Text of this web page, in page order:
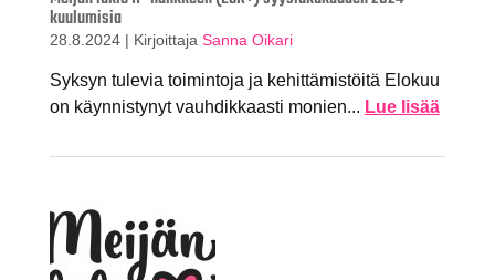
kuulumisia
28.8.2024 | Kirjoittaja Sanna Oikari
Syksyn tulevia toimintoja ja kehittämistöitä Elokuu
on käynnistynyt vauhdikkaasti monien... Lue lisää